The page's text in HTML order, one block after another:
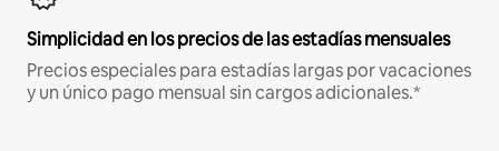
Simplicidad en los precios de las estadías mensuales
Precios especiales para estadías largas por vacaciones
y un único pago mensual sin cargos adicionales.*